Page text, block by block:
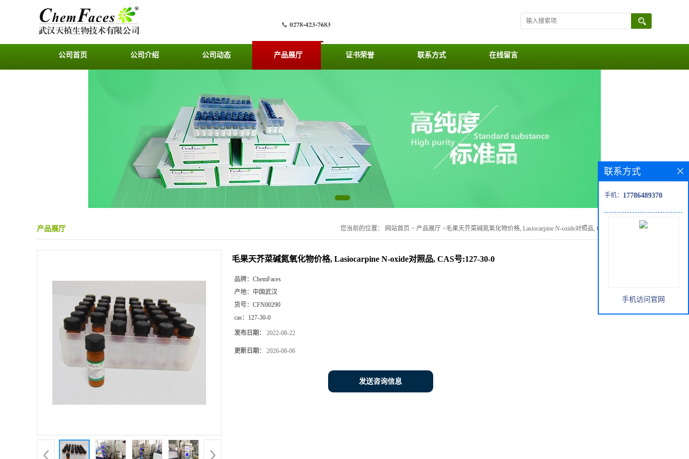
公司首页 公司介绍 公司动态 产品展厅 证书荣誉 联系方式 在线留言
产品展厅 您当前的位置： 网站首页 > 产品展厅 >毛果天芥菜碱氮氧化物价格, Lasiocarpine N-oxide对照品, CAS号:127-30-0
毛果天芥菜碱氮氧化物价格, Lasiocarpine N-oxide对照品, CAS号:127-30-0
品牌： ChemFaces
产地： 中国武汉
货号： CFN00290
cas： 127-30-0
发布日期： 2022-08-22
更新日期： 2026-08-06
发送咨询信息
联系方式
手机： 17786489370
手机访问官网